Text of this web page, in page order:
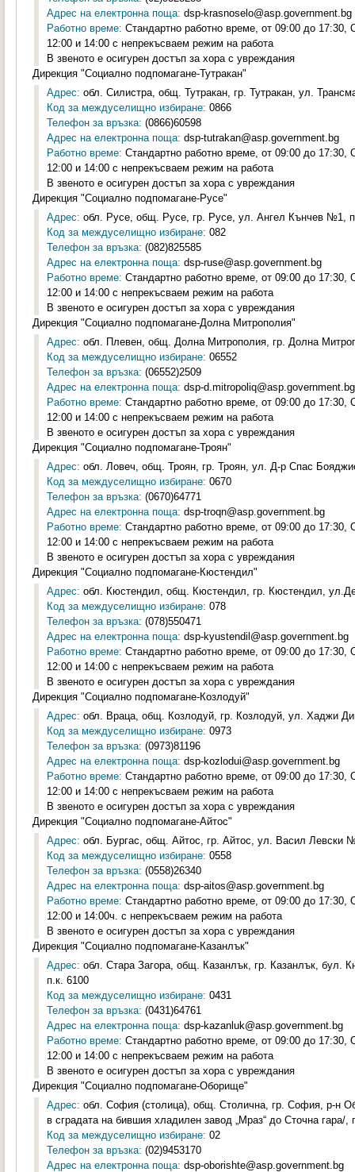
Адрес на електронна поща: dsp-krasnoselo@asp.government.bg
Работно време: Стандартно работно време, от 09:00 до
12:00 и 14:00 с непрекъсваем режим на работа
В звеното е осигурен достъп за хора с увреждания
Дирекция "Социално подпомагане-Тутракан"
Адрес: обл. Силистра, общ. Тутракан, гр. Тутракан, ул.
Код за междуселищно избиране: 0866
Телефон за връзка: (0866)60598
Адрес на електронна поща: dsp-tutrakan@asp.government.bg
Работно време: Стандартно работно време, от 09:00 до
12:00 и 14:00 с непрекъсваем режим на работа
В звеното е осигурен достъп за хора с увреждания
Дирекция "Социално подпомагане-Русе"
Адрес: обл. Русе, общ. Русе, гр. Русе, ул. Ангел Кънчев №1,
Код за междуселищно избиране: 082
Телефон за връзка: (082)825585
Адрес на електронна поща: dsp-ruse@asp.government.bg
Работно време: Стандартно работно време, от 09:00 до
12:00 и 14:00 с непрекъсваем режим на работа
В звеното е осигурен достъп за хора с увреждания
Дирекция "Социално подпомагане-Долна Митрополия"
Адрес: обл. Плевен, общ. Долна Митрополия, гр. Долна
Код за междуселищно избиране: 06552
Телефон за връзка: (06552)2509
Адрес на електронна поща: dsp-d.mitropoliq@asp.government.bg
Работно време: Стандартно работно време, от 09:00 до
12:00 и 14:00 с непрекъсваем режим на работа
В звеното е осигурен достъп за хора с увреждания
Дирекция "Социално подпомагане-Троян"
Адрес: обл. Ловеч, общ. Троян, гр. Троян, ул. Д-р Спас
Код за междуселищно избиране: 0670
Телефон за връзка: (0670)64771
Адрес на електронна поща: dsp-troqn@asp.government.bg
Работно време: Стандартно работно време, от 09:00 до
12:00 и 14:00 с непрекъсваем режим на работа
В звеното е осигурен достъп за хора с увреждания
Дирекция "Социално подпомагане-Кюстендил"
Адрес: обл. Кюстендил, общ. Кюстендил, гр. Кюстендил,
Код за междуселищно избиране: 078
Телефон за връзка: (078)550471
Адрес на електронна поща: dsp-kyustendil@asp.government.bg
Работно време: Стандартно работно време, от 09:00 до
12:00 и 14:00 с непрекъсваем режим на работа
В звеното е осигурен достъп за хора с увреждания
Дирекция "Социално подпомагане-Козлодуй"
Адрес: обл. Враца, общ. Козлодуй, гр. Козлодуй, ул. Хаджи
Код за междуселищно избиране: 0973
Телефон за връзка: (0973)81196
Адрес на електронна поща: dsp-kozlodui@asp.government.bg
Работно време: Стандартно работно време, от 09:00 до
12:00 и 14:00 с непрекъсваем режим на работа
В звеното е осигурен достъп за хора с увреждания
Дирекция "Социално подпомагане-Айтос"
Адрес: обл. Бургас, общ. Айтос, гр. Айтос, ул. Васил Левски
Код за междуселищно избиране: 0558
Телефон за връзка: (0558)26340
Адрес на електронна поща: dsp-aitos@asp.government.bg
Работно време: Стандартно работно време, от 09:00 до
12:00 и 14:00ч. с непрекъсваем режим на работа
В звеното е осигурен достъп за хора с увреждания
Дирекция "Социално подпомагане-Казанлък"
Адрес: обл. Стара Загора, общ. Казанлък, гр. Казанлък, бул.
п.к. 6100
Код за междуселищно избиране: 0431
Телефон за връзка: (0431)64761
Адрес на електронна поща: dsp-kazanluk@asp.government.bg
Работно време: Стандартно работно време, от 09:00 до
12:00 и 14:00 с непрекъсваем режим на работа
В звеното е осигурен достъп за хора с увреждания
Дирекция "Социално подпомагане-Оборище"
Адрес: обл. София (столица), общ. Столична, гр. София, р-н
в сградата на бившия хладилен завод „Мраз“ до Сточна гара/,
Код за междуселищно избиране: 02
Телефон за връзка: (02)9453170
Адрес на електронна поща: dsp-oborishte@asp.government.bg